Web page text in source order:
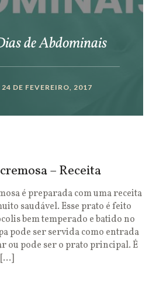
de Abdominais
24 DE FEVEREIRO, 2017
– Receita
é preparada com uma receita
saudável. Esse prato é feito
bem temperado e batido no
pode ser servida como entrada
ou pode ser o prato principal. É
[…]